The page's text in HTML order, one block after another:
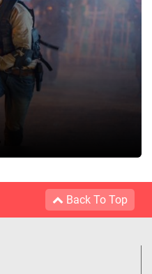
Back To Top